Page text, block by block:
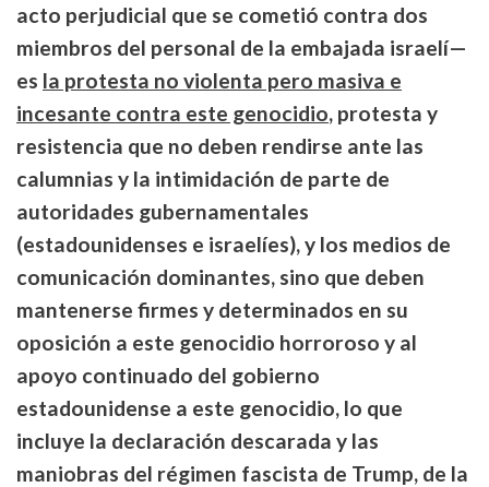
acto perjudicial que se cometió contra dos
miembros del personal de la embajada israelí—
es la protesta no violenta pero masiva e
incesante contra este genocidio, protesta y
resistencia que no deben rendirse ante las
calumnias y la intimidación de parte de
autoridades gubernamentales
(estadounidenses e israelíes), y los medios de
comunicación dominantes, sino que deben
mantenerse firmes y determinados en su
oposición a este genocidio horroroso y al
apoyo continuado del gobierno
estadounidense a este genocidio, lo que
incluye la declaración descarada y las
maniobras del régimen fascista de Trump, de la